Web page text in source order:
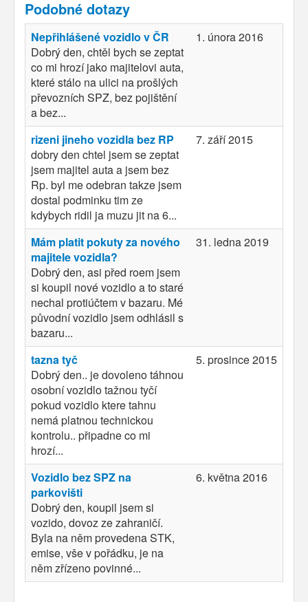
Podobné dotazy
Nepřihlášené vozidlo v ČR
Dobrý den, chtěl bych se zeptat
co mi hrozí jako majitelovi auta,
které stálo na ulici na prošlých
převozních SPZ, bez pojištění
a bez...
1. února 2016
rizeni jineho vozidla bez RP
dobry den chtel jsem se zeptat
jsem majitel auta a jsem bez
Rp. byl me odebran takze jsem
dostal podminku tim ze
kdybych ridil ja muzu jit na 6...
7. září 2015
Mám platit pokuty za nového
majitele vozidla?
Dobrý den, asi před roem jsem
si koupil nové vozidlo a to staré
nechal protiúčtem v bazaru. Mé
původní vozidlo jsem odhlásil s
bazaru...
31. ledna 2019
tazna tyč
Dobrý den.. je dovoleno táhnou
osobní vozidlo tažnou tyčí
pokud vozidlo ktere tahnu
nemá platnou technickou
kontrolu.. připadne co mi
hrozí...
5. prosince 2015
Vozidlo bez SPZ na
parkovišti
Dobrý den, koupil jsem si
vozido, dovoz ze zahraničí.
Byla na něm provedena STK,
emise, vše v pořádku, je na
něm zřízeno povinné...
6. května 2016